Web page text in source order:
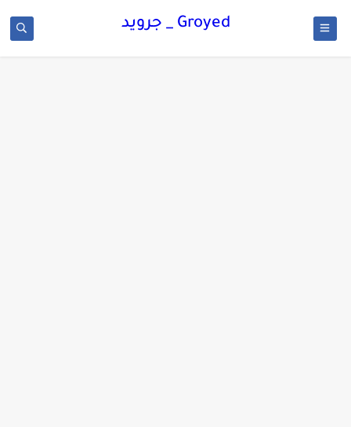
Groyed _ جرويد